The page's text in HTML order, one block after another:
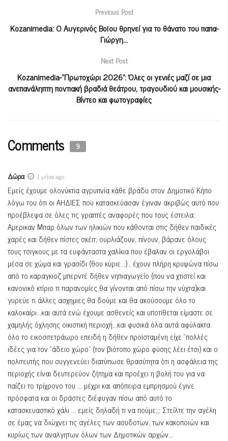
Previous Post
Kozanimedia: O Aυγερινός Βοϊου θρηνεί για το θάνατο του παπα-
Γιώργη…
Next Post
Kozanimedia-“Πρωτοχώρι 2026”: Όλες οι γενιές μαζί σε μια
ανεπανάληπτη ποντιακή βραδιά θεάτρου, τραγουδιού και μουσικής-
Βίντεο και φωτογραφίες
Comments 9
Δώρα 1 μήνα ago
Εμείς έχουμε ολονύκτια αγρυπνία κάθε βράδυ στον Δημοτικό Κήπο
λόγω του ότι οι ΑΗΔΙΕΣ που κατασκεύασαν έγιναν ακριβώς αυτό που
προέβλεψα σε όλες τις γραπτές αναφορές που τους έστειλα:
Αμερικαν Μπαρ όλων των ηλικιών που κάθονται στις δήθεν παιδικές
χαρές και δήθεν πίστες σκέιτ, ουρλιάζουν, πίνουν, βάρανε όλους
τους τσιγκους με τα ευφάνταστα χαλίκια που έβαλαν οι εργολάβοι
μέσα σε χώμα και γρασίδι (θου κύριε…) , έχουν πλήρη κρυψώνα πίσω
από το καραγκιοζ μπερντέ δήθεν νηπιαγωγείο (που να χτιστεί και
κανονικό κτίριο τι παρανομίες θα γίνονται από πίσω την νύχτα)και
γυρεύε τι άλλες ασχημιες θα δούμε και θα ακούσουμε όλο το
καλοκαίρι…και αυτά ενώ έχουμε ασθενείς και υποτίθεται είμαστε σε
χαμηλής όχλησης οικιστική περιοχή…και φυσικά όλα αυτά αφύλακτα
όλο το εικοσιτετράωρο επειδή η δήθεν προϊσταμένη είχε “πολλές
ιδέες για τον “άδειο χώρο” (τον βιότοπο χώρο φύσης λέει έτσι) και ο
πολιτευτής που συγγενεύει διατύπωσε θρασύτητα ότι η ασφάλεια της
περιοχής είναι δευτερεύον ζήτημα και προέχει η βολή του για να
παίζει το τρίχρονο του … μέχρι και απόπειρα εμπρησμού έγινε
πρόσφατα και οι δράστες διέφυγαν πίσω από αυτό το
κατασκευαστικό χάλι … εμείς δηλαδή τι να πούμε;;; Στείλτε την αγέλη
σε έμας να διώχνει τις αγέλες των ασυδοτων, των κακοποιών και
κυρίως των αναλγητων όλων των Δημοτικών αρχών…